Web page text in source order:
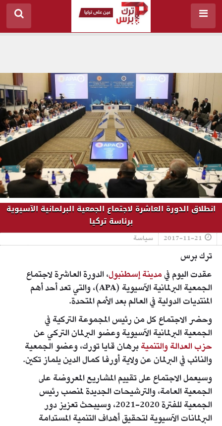
انطلاق الدورة العاشرة لاجتماع الجمعية البرلمانية الآسيوية
برئاسة تركيا
2017-11-21 سياسة
ترك برس
عقدت اليوم فيمدينة إسطنبول، الدورة العاشرة لاجتماع
الجمعية البرلمانية الآسيوية (APA)، والتي تعد أحد أهم
المنتديات الدولية في العالم بعد الأمم المتحدة.
وحضر الاجتماع كل من رئيس المجموعة التركية في
الجمعية البرلمانية الآسيوية وعضو البرلمان التركي عن
حزب العدالة والتنميةبرهان قايا تورك، وعضو الجمعية
والنائب في البرلمان عن ولاية أورفا كمال الدين يلماز تكين.
وسيعمل الاجتماع على تقييم المشاريع المعروضة على
الجمعية العامة، والترشيحات الجديدة لمنصب رئيس
الجمعية للفترة 2020-2021، وسيبحث تعزيز دور
البرلمانات الآسيوية لتحقيق أهداف التنمية المستدامة